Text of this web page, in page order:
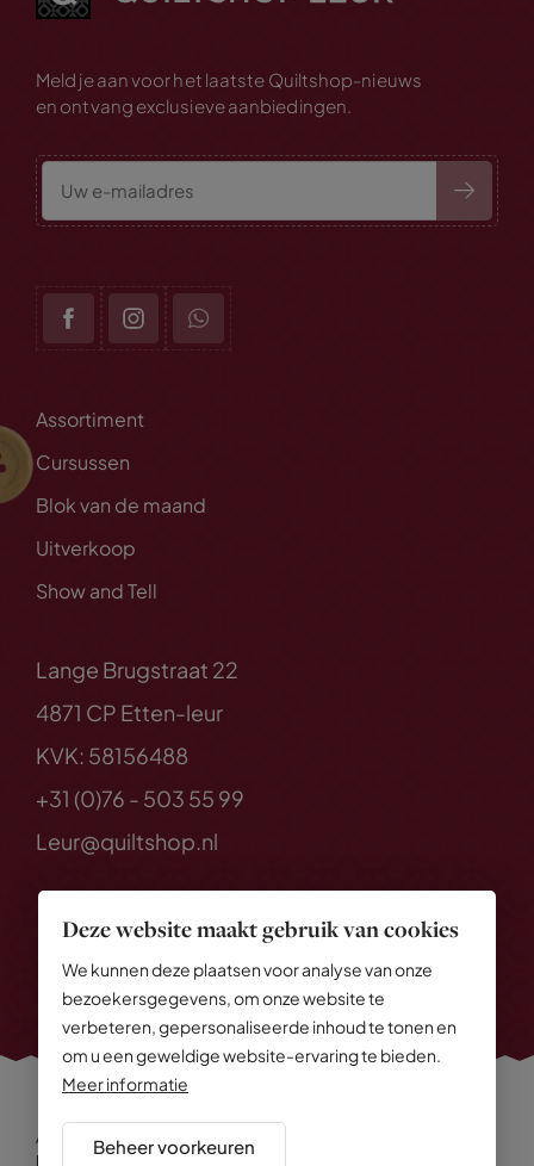
Deze website maakt gebruik van cookies
We kunnen deze plaatsen voor analyse van onze
bezoekersgegevens, om onze website te
verbeteren, gepersonaliseerde inhoud te tonen en
om u een geweldige website-ervaring te bieden.
Meer informatie
Beheer voorkeuren
Meld je aan voor het laatste Quiltshop-nieuws
en ontvang exclusieve aanbiedingen.
Assortiment
Cursussen
Blok van de maand
Uitverkoop
Show and Tell
Lange Brugstraat 22
4871 CP Etten-leur
KVK: 58156488
+31 (0)76 - 503 55 99
Leur@quiltshop.nl
Alle rechten voorbehouden
Privacy Policy
Algemene voorwaarden